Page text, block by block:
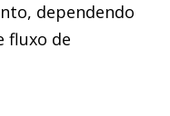
dependendo
fluxo de